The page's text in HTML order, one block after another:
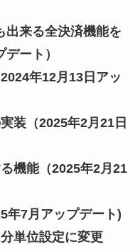
出来る全決済機能を
ート）
年12月13日アッ
装（2025年2月21日
機能（2025年2月21
年7月アップデート)
単位設定に変更